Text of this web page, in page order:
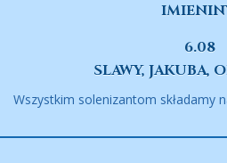
6.08
SLAWY, JAKUBA,
Wszystkim solenizantom składamy